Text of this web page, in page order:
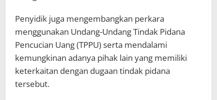
Penyidik juga mengembangkan perkara
menggunakan Undang-Undang Tindak Pidana
Pencucian Uang (TPPU) serta mendalami
kemungkinan adanya pihak lain yang memiliki
keterkaitan dengan dugaan tindak pidana
tersebut.